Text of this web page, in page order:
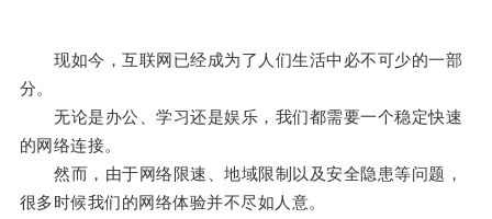
现如今，互联网已经成为了人们生活中必不可少的一部
分。
无论是办公、学习还是娱乐，我们都需要一个稳定快速
的网络连接。
然而，由于网络限速、地域限制以及安全隐患等问题，
很多时候我们的网络体验并不尽如人意。